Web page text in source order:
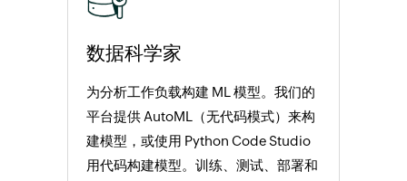
数据科学家
为分析工作负载构建 ML 模型。我们的
平台提供 AutoML（无代码模式）来构
建模型，或使用 Python Code Studio
用代码构建模型。训练、测试、部署和